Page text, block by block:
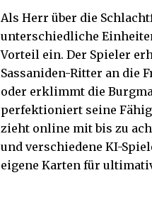
Als Herr über die
unterschiedliche
Vorteil ein. Der Spieler
Sassaniden-Ritter an die
oder erklimmt die
perfektioniert seine
zieht online mit bis zu
und verschiedene KI-
eigene Karten für